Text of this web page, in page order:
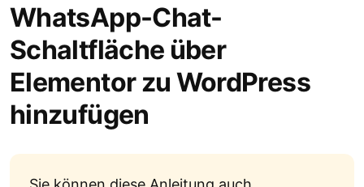
WhatsApp-Chat-
Schaltfläche über
Elementor zu WordPress
hinzufügen